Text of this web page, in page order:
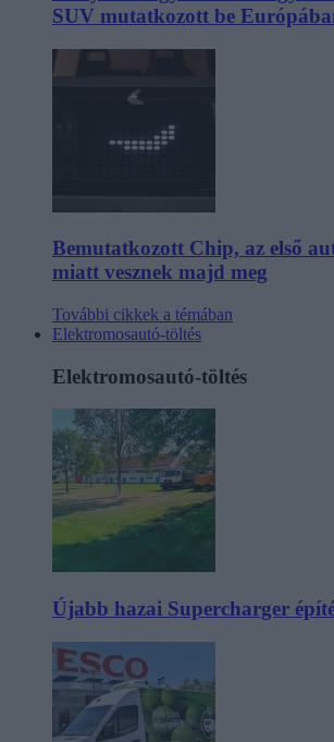
SUV mutatkozott be
Bemutatkozott Chip, az első
miatt vesznek majd meg
További cikkek a témában
Elektromosautó-töltés
Elektromosautó-töltés
Újabb hazai Supercharger